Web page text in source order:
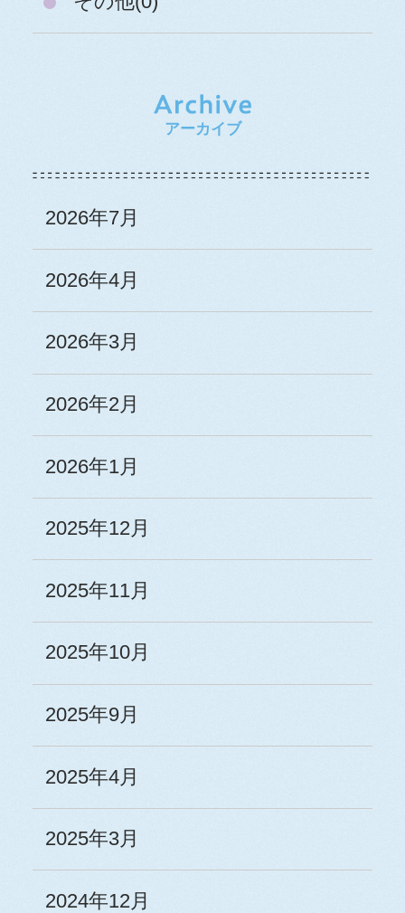
アーカイブ
2026年7月
2026年4月
2026年3月
2026年2月
2026年1月
2025年12月
2025年11月
2025年10月
2025年9月
2025年4月
2025年3月
2024年12月